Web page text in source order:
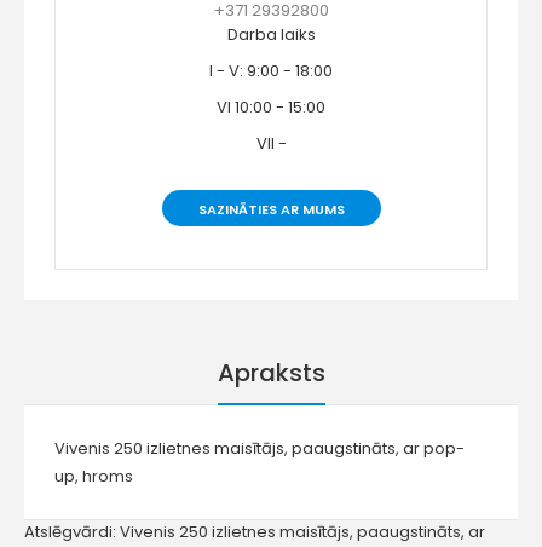
+371 29392800
Darba laiks
I - V: 9:00 - 18:00
VI 10:00 - 15:00
VII -
SAZINĀTIES AR MUMS
Apraksts
Vivenis 250 izlietnes maisītājs, paaugstināts, ar pop-
up, hroms
Atslēgvārdi: Vivenis 250 izlietnes maisītājs, paaugstināts, ar